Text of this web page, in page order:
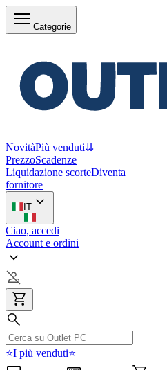
Categorie
NovitàPiù venduti⇊
PrezzoScadenze
Liquidazione scorteDiventa
fornitore
IT
Ciao, accedi
Account e ordini
⭐I più venduti⭐